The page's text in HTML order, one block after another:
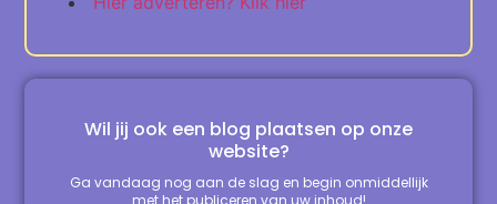
Wil jij ook een blog plaatsen op onze
website?
Ga vandaag nog aan de slag en begin onmiddellijk